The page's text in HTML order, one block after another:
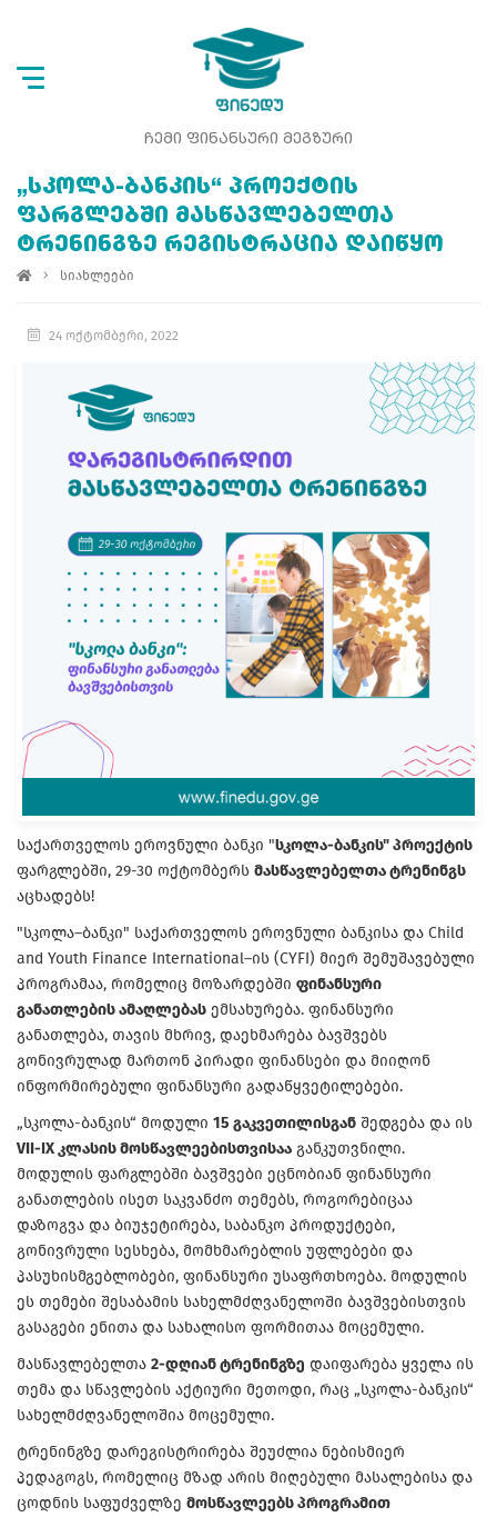
ᲩᲔᲛᲘ ᲤᲘᲜᲐᲜᲡᲣᲠᲘ ᲛᲔᲒᲖᲣᲠᲘ
„ᲡᲙᲝᲚᲐ-ᲑᲐᲜᲙᲘᲡ“ ᲞᲠᲝᲔᲥᲢᲘᲡ
ᲤᲐᲠᲒᲚᲔᲑᲨᲘ ᲛᲐᲡᲬᲐᲕᲚᲔᲑᲔᲚᲗᲐ
ᲢᲠᲔᲜᲘᲜᲒᲖᲔ ᲠᲔᲒᲘᲡᲢᲠᲐᲪᲘᲐ ᲓᲐᲘᲬᲧᲝ
სიახლეები
24 ოქტომბერი, 2022
საქართველოს ეროვნული ბანკი "სკოლა-ბანკის" პროექტის
ფარგლებში, 29-30 ოქტომბერს მასწავლებელთა ტრენინგს
აცხადებს!
"სკოლა–ბანკი" საქართველოს ეროვნული ბანკისა და Child
and Youth Finance International–ის (CYFI) მიერ შემუშავებული
პროგრამაა, რომელიც მოზარდებში ფინანსური
განათლების ამაღლებას ემსახურება. ფინანსური
განათლება, თავის მხრივ, დაეხმარება ბავშვებს
გონივრულად მართონ პირადი ფინანსები და მიიღონ
ინფორმირებული ფინანსური გადაწყვეტილებები.
„სკოლა-ბანკის“ მოდული 15 გაკვეთილისგან შედგება და ის
VII-IX კლასის მოსწავლეებისთვისაა განკუთვნილი.
მოდულის ფარგლებში ბავშვები ეცნობიან ფინანსური
განათლების ისეთ საკვანძო თემებს, როგორებიცაა
დაზოგვა და ბიუჯეტირება, საბანკო პროდუქტები,
გონივრული სესხება, მომხმარებლის უფლებები და
პასუხისმგებლობები, ფინანსური უსაფრთხოება. მოდულის
ეს თემები შესაბამის სახელმძღვანელოში ბავშვებისთვის
გასაგები ენითა და სახალისო ფორმითაა მოცემული.
მასწავლებელთა 2-დღიან ტრენინგზე დაიფარება ყველა ის
თემა და სწავლების აქტიური მეთოდი, რაც „სკოლა-ბანკის“
სახელმძღვანელოშია მოცემული.
ტრენინგზე დარეგისტრირება შეუძლია ნებისმიერ
პედაგოგს, რომელიც მზად არის მიღებული მასალებისა და
ცოდნის საფუძველზე მოსწავლეებს პროგრამით